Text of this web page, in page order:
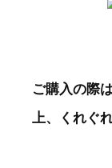
ご購入の際
上、くれぐ